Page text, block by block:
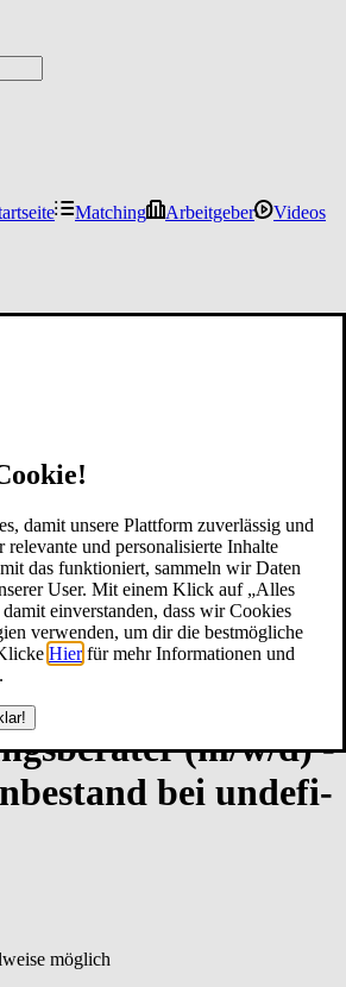
damit unsere Plattform zuverlässig und
und personalisierte Inhalte
das funktioniert, sammeln wir Daten
User. Mit einem Klick auf „Alles
einverstanden, dass wir Cookies
verwenden, um dir die bestmögliche
Hier für mehr Informationen und
Matching Arbeitgeber
Videos
(m/w/d)
bei un­de­fi­
möglich